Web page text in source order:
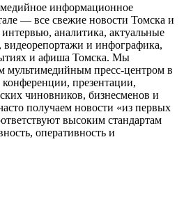
информационное
— все свежие новости Томска и
аналитика, актуальные
и инфографика,
и афиша Томска. Мы
мультимедийным пресс-центром в
презентации,
чиновников, бизнесменов и
получаем новости «из первых
высоким стандартам
оперативность и